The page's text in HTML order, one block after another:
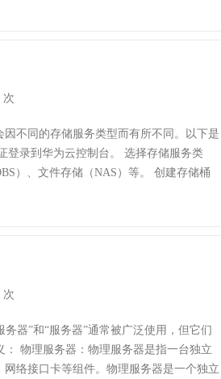
次
不同的存储服务类型而有所不同。以下是
登录到华为云控制台。 选择存储服务类
）、文件存储（NAS）等。 创建存储桶
次
器”和“服务器”通常被广泛使用，但它们
物理服务器：物理服务器是指一台独立
络接口卡等组件。物理服务器是一个独立